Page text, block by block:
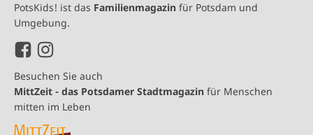
PotsKids! ist das Familienmagazin für Potsdam und
Umgebung.
Besuchen Sie auch
MittZeit - das Potsdamer Stadtmagazin für Menschen
mitten im Leben